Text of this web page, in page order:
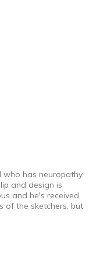
has neuropathy.
and design is
and he's received
of the sketchers, but